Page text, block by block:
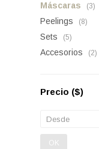
Máscaras (3)
Peelings (8)
Sets (5)
Accesorios (2)
Precio ($)
OK